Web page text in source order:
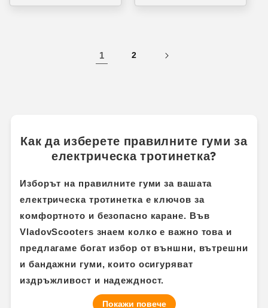
1 2
Как да изберете правилните гуми за
електрическа тротинетка?
Изборът на правилните гуми за вашата
електрическа тротинетка е ключов за
комфортното и безопасно каране. Във
VladovScooters знаем колко е важно това и
предлагаме богат избор от външни, вътрешни
и бандажни гуми, които осигуряват
издръжливост и надеждност.
Покажи повече